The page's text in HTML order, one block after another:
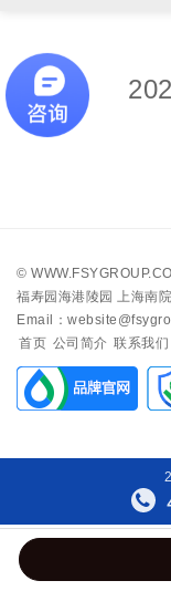
©
福寿园海港陵园 上海南
Email：
首页 公司简介 联系我们